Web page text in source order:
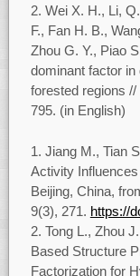
Wei X. H., Li,
F., Fan H. B.,
Zhou G. Y., Piao
dominant factor
forested regions
795. (in English)
Jiang M., Tian
Activity
Beijing, China,
9(3), 271. https://
Tong L., Zhou
Based Structure
Factorization for